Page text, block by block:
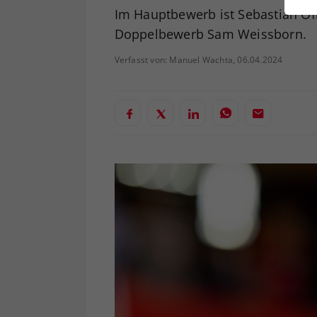
Im Hauptbewerb ist Sebastian
Doppelbewerb Sam Weissborn.
Verfasst von: Manuel Wachta, 06.04.2024